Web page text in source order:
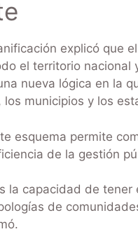
explicó que
el territorio nacional
nueva lógica en la
los municipios y los
esquema permite
de la gestión
la capacidad de
de